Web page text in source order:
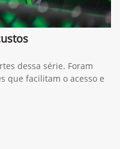
dessa série. Foram
que facilitam o acesso e